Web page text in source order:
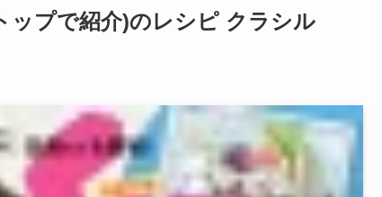
ップで紹介)のレシピ クラシル